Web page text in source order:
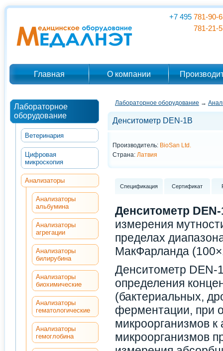
+7 495 781-90-
781-21-
Главная О компании
Лабораторное
оборудование
Ветеринария
Цифровая
микроскопия
Анализаторы
Анализаторы
альбумина
Анализаторы
агрегации
Анализаторы
билирубина
Анализаторы
биохимические
Анализаторы
гематологические
Анализаторы
гемоглобина
Лабораторное оборудование →
Денситометр DEN-1B
Производитель: BioSan Ltd.
Страна: Латвия
Спецификация Сертификат
Денситометр
измерения
пределах
МакФарланда
Денситометр DEN-
определения
(бактериальных,
ферментации, при
микроорганизмов
микроорганизмов